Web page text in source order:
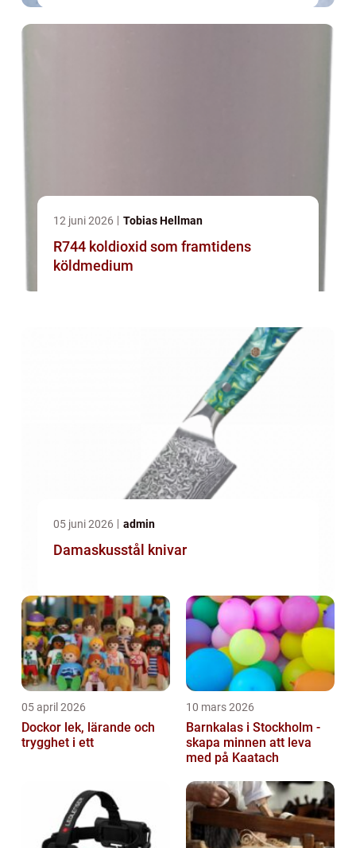
12 juni 2026 Tobias Hellman
R744 koldioxid som framtidens
köldmedium
05 juni 2026 admin
Damaskusstål knivar
05 april 2026
Dockor lek, lärande och
trygghet i ett
10 mars 2026
Barnkalas i Stockholm -
skapa minnen att leva
med på Kaatach